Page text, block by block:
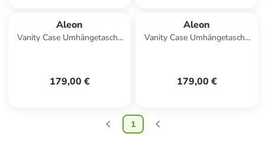
Aleon
Vanity Case Umhängetasche
179,00 €
Aleon
Vanity Case Umhängetasche
179,00 €
1